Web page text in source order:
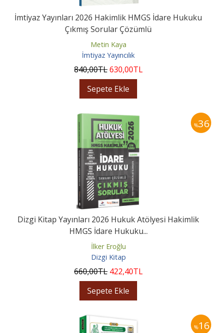
İmtiyaz Yayınları 2026 Hakimlik HMGS İdare Hukuku
Çıkmış Sorular Çözümlü
Metin Kaya
İmtiyaz Yayıncılık
840,00TL630,00TL
Sepete Ekle
%36
Dizgi Kitap Yayınları 2026 Hukuk Atölyesi Hakimlik
HMGS İdare Hukuku...
İlker Eroğlu
Dizgi Kitap
660,00TL 422,40TL
Sepete Ekle
%16